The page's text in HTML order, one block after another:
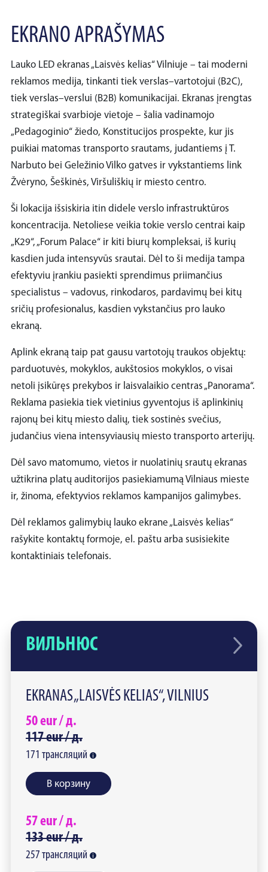
ВИЛЬНЮС
EKRANAS „LAISVĖS KELIAS“, VILNIUS
50eur /д.
117eur /д.
171 трансляций
В корзину
57eur /д.
133eur /д.
257 трансляций
EKRANO APRAŠYMAS
Lauko LED ekranas „Laisvės kelias“ Vilniuje – tai moderni
reklamos medija, tinkanti tiek verslas–vartotojui (B2C),
tiek verslas–verslui (B2B) komunikacijai. Ekranas įrengtas
strategiškai svarbioje vietoje – šalia vadinamojo
„Pedagoginio“ žiedo, Konstitucijos prospekte, kur jis
puikiai matomas transporto srautams, judantiems į T.
Narbuto bei Geležinio Vilko gatves ir vykstantiems link
Žvėryno, Šeškinės, Viršuliškių ir miesto centro.
Ši lokacija išsiskiria itin didele verslo infrastruktūros
koncentracija. Netoliese veikia tokie verslo centrai kaip
„K29“, „Forum Palace“ ir kiti biurų kompleksai, iš kurių
kasdien juda intensyvūs srautai. Dėl to ši medija tampa
efektyviu įrankiu pasiekti sprendimus priimančius
specialistus – vadovus, rinkodaros, pardavimų bei kitų
sričių profesionalus, kasdien vykstančius pro lauko
ekraną.
Aplink ekraną taip pat gausu vartotojų traukos objektų:
parduotuvės, mokyklos, aukštosios mokyklos, o visai
netoli įsikūręs prekybos ir laisvalaikio centras „Panorama“.
Reklama pasiekia tiek vietinius gyventojus iš aplinkinių
rajonų bei kitų miesto dalių, tiek sostinės svečius,
judančius viena intensyviausių miesto transporto arterijų.
Dėl savo matomumo, vietos ir nuolatinių srautų ekranas
užtikrina platų auditorijos pasiekiamumą Vilniaus mieste
ir, žinoma, efektyvios reklamos kampanijos galimybes.
Dėl reklamos galimybių lauko ekrane „Laisvės kelias“
rašykite kontaktų formoje, el. paštu arba susisiekite
kontaktiniais telefonais.